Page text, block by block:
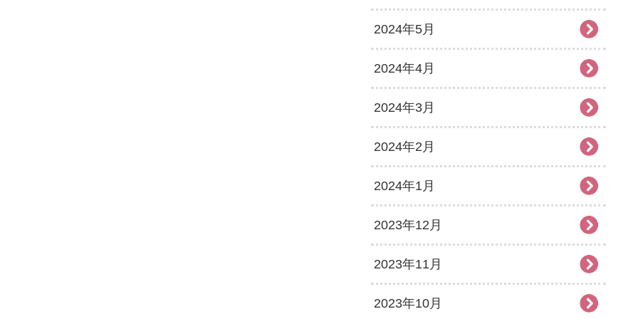
2024年5月
2024年4月
2024年3月
2024年2月
2024年1月
2023年12月
2023年11月
2023年10月